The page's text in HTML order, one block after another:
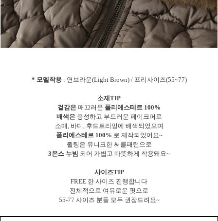
* 모델착용: 연브라운(Light Brown) / 프리사이즈(55~77)
소재TIP
겉감은 매끄러운 폴리에스테르 100%
배색은풍성하고 부드러운 페이크퍼로
소매, 바디, 후드트리밍에 배색되었으며
폴리에스테르 100% 로 제작되었어요~
퀼팅은 유니크한 써클패턴으로
3온스 누빔 되어 가볍고 따뜻하게 착용돼요~
사이즈TIP
FREE 한 사이즈 진행합니다
전체적으로 여유로운 핏으로
55-77 사이즈 분들 모두 권장드려요~